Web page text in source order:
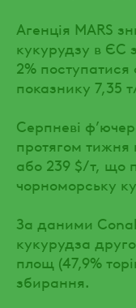
Агенція MARS
кукурудзу в ЄС
2%
показнику 7,35
Серпневі
протягом
або 239 $/т, що
чорноморську
За даними
кукурудза
площ (47,9%
збирання.